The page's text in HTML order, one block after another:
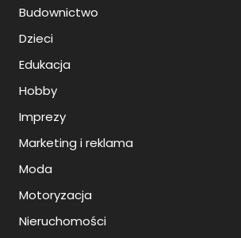
Budownictwo
Dzieci
Edukacja
Hobby
Imprezy
Marketing i reklama
Moda
Motoryzacja
Nieruchomości